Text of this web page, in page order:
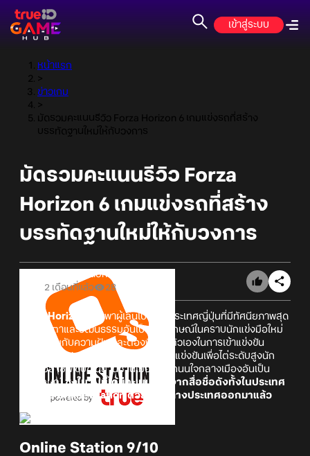
เข้าสู่ระบบ
หน้าแรก
>
ข่าวเกม
>
มัดรวมคะแนนรีวิว Forza Horizon 6 เกมแข่งรถที่สร้าง
บรรทัดฐานใหม่ให้กับวงการ
มัดรวมคะแนนรีวิว Forza
Horizon 6 เกมแข่งรถที่สร้าง
บรรทัดฐานใหม่ให้กับวงการ
Online Station
2 เดือนที่แล้ว
28
Forza Horizon 6
จะพาผู้เล่นไปเยือนประเทศญี่ปุ่นที่มีทัศนียภาพสุด
ตระการตาและวัฒนธรรมอันเป็นเอกลักษณ์ในคราบนักแข่งมือใหม่
ที่มาพร้อมกับความฝัน และต้องพิสูจน์ตัวเองในการเข้าแข่งขัน
รายการ Horizon Festival ที่เราจะต้องแข่งขันเพื่อไต่ระดับสูงนัก
แข่งมืออาชีพ ขับขี่ในย่านชานเมืองและถนนใจกลางเมืองอันเป็น
เอกลักษณ์ซึ่งในวันนี้ได้มีคะเนนรีวิวจากสื่อชื่อดังทั้งในประเทศ
(ทีมงาน Online Station ด้วย) และต่างประเทศออกมาแล้ว
Online Station 9/10